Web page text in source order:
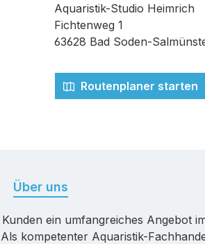
Aquaristik-Studio Heimrich
Fichtenweg 1
63628 Bad Soden-
Routenplaner starten
Über uns
ein umfangreiches Angebot
kompetenter Aquaristik-